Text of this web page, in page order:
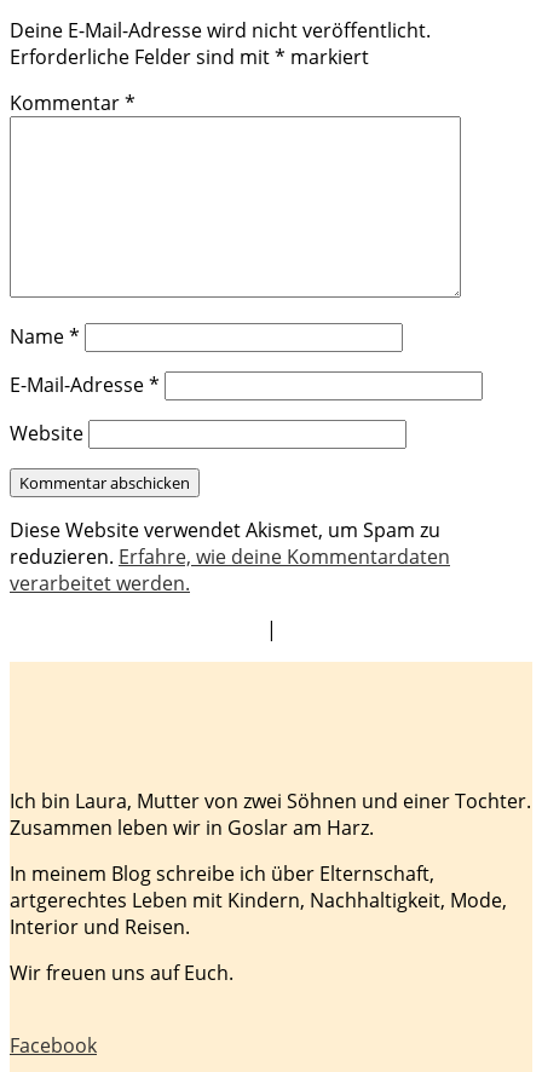
Deine E-Mail-Adresse wird nicht veröffentlicht.
Erforderliche Felder sind mit* markiert
Kommentar*
Name*
E-Mail-Adresse*
Website
Diese Website verwendet Akismet, um Spam zu
reduzieren. Erfahre, wie deine Kommentardaten
verarbeitet werden.
|
Ich bin Laura, Mutter von zwei Söhnen und einer Tochter.
Zusammen leben wir in Goslar am Harz.
In meinem Blog schreibe ich über Elternschaft,
artgerechtes Leben mit Kindern, Nachhaltigkeit, Mode,
Interior und Reisen.
Wir freuen uns auf Euch.
Facebook